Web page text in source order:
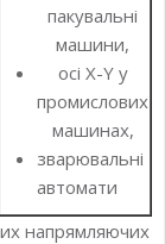
пакувальні
машини,
осі X-Y у
промислових
машинах,
зварювальні
автомати
напрямляючих